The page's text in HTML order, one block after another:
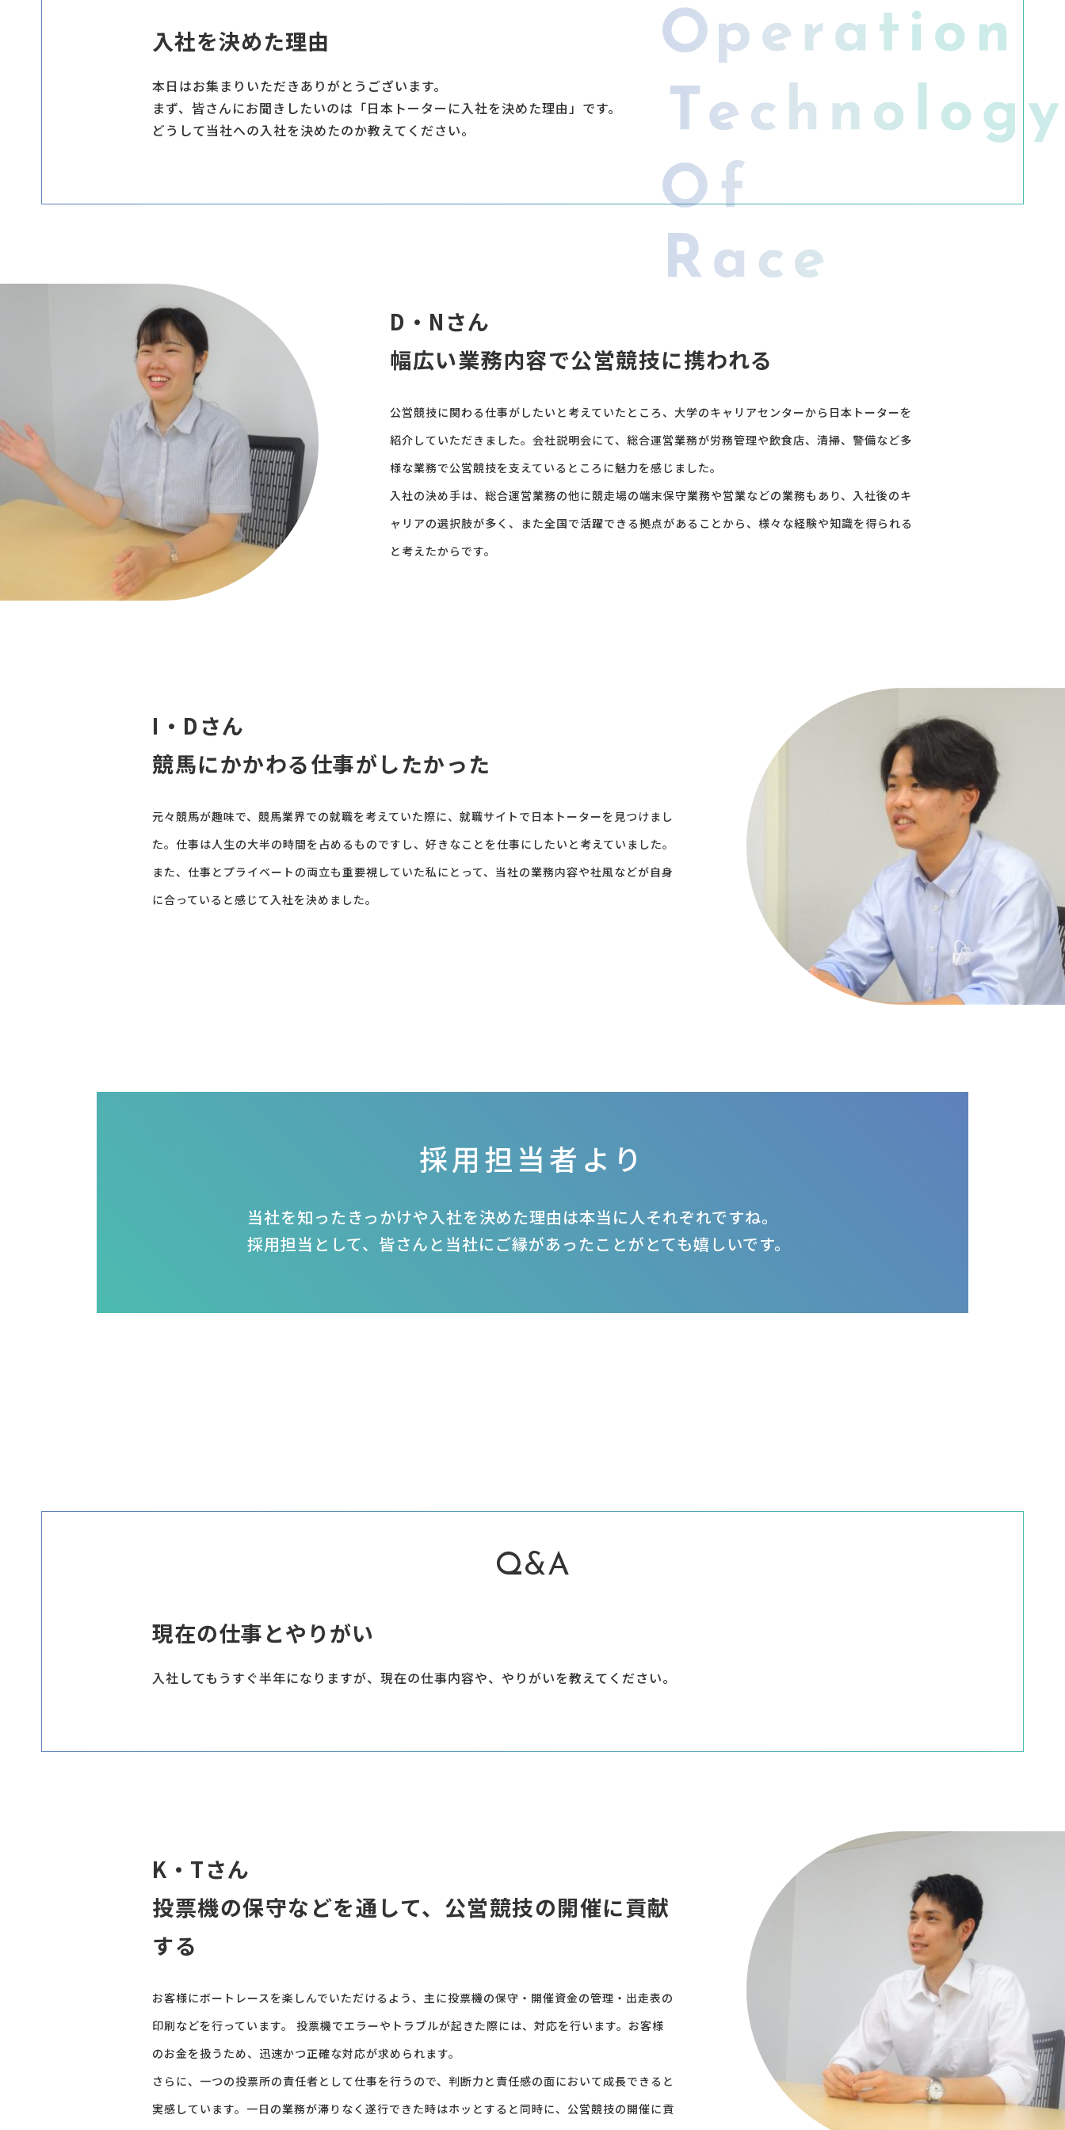
入社を決めた理由
本日はお集まりいただきありがとうございます。
まず、皆さんにお聞きしたいのは「日本トーターに入社を決めた理由」です。
どうして当社への入社を決めたのか教えてください。
D・Nさん
幅広い業務内容で公営競技に携われる
公営競技に関わる仕事がしたいと考えていたところ、大学のキャリアセンターから日本トーターを
紹介していただきました。会社説明会にて、総合運営業務が労務管理や飲食店、清掃、警備など多
様な業務で公営競技を支えているところに魅力を感じました。
入社の決め手は、総合運営業務の他に競走場の端末保守業務や営業などの業務もあり、入社後のキ
ャリアの選択肢が多く、また全国で活躍できる拠点があることから、様々な経験や知識を得られる
と考えたからです。
I・Dさん
競馬にかかわる仕事がしたかった
元々競馬が趣味で、競馬業界での就職を考えていた際に、就職サイトで日本トーターを見つけまし
た。仕事は人生の大半の時間を占めるものですし、好きなことを仕事にしたいと考えていました。
また、仕事とプライベートの両立も重要視していた私にとって、当社の業務内容や社風などが自身
に合っていると感じて入社を決めました。
採用担当者より
当社を知ったきっかけや入社を決めた理由は本当に人それぞれですね。
採用担当として、皆さんと当社にご縁があったことがとても嬉しいです。
Q&A
現在の仕事とやりがい
入社してもうすぐ半年になりますが、現在の仕事内容や、やりがいを教えてください。
K・Tさん
投票機の保守などを通して、公営競技の開催に貢献
する
お客様にボートレースを楽しんでいただけるよう、主に投票機の保守・開催資金の管理・出走表の
印刷などを行っています。 投票機でエラーやトラブルが起きた際には、対応を行います。お客様
のお金を扱うため、迅速かつ正確な対応が求められます。
さらに、一つの投票所の責任者として仕事を行うので、判断力と責任感の面において成長できると
実感しています。一日の業務が滞りなく遂行できた時はホッとすると同時に、公営競技の開催に貢